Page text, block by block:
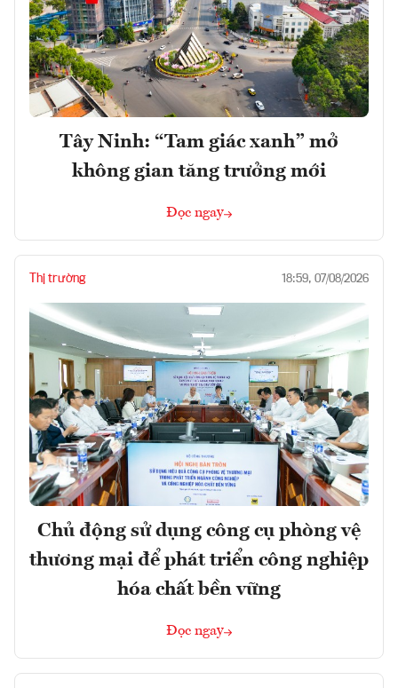
Tây Ninh: “Tam giác xanh” mở
không gian tăng trưởng mới
Đọc ngay
Thị trường 18:59, 07/08/2026
Chủ động sử dụng công cụ phòng vệ
thương mại để phát triển công nghiệp
hóa chất bền vững
Đọc ngay